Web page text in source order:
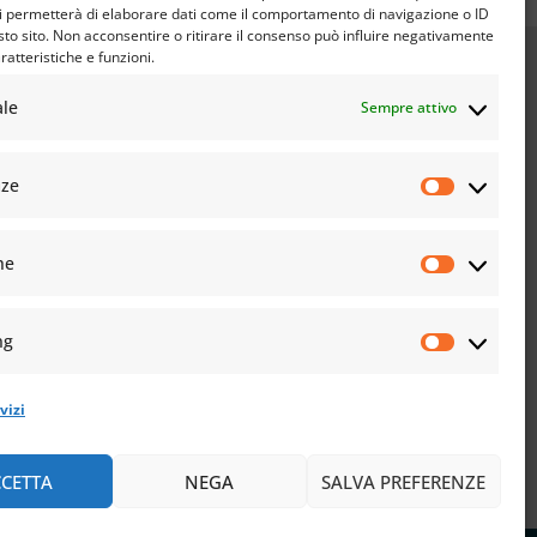
permetterà di elaborare dati come il comportamento di navigazione o ID
sito. Non acconsentire o ritirare il consenso può influire negativamente
e funzioni.
Sempre attivo
NEGA SALVA PREFERENZE